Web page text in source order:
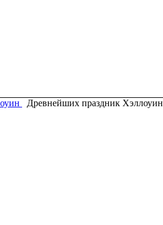
Древнейших праздник Хэллоуин